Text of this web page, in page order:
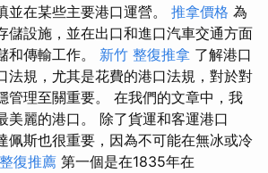
並在某些主要港口運營。 推拿價格 為
儲設施，並在出口和進口汽車交通方面
和傳輸工作。 新竹 整復推拿 了解港口
法規，尤其是花費的港口法規，對於對
管理至關重要。 在我們的文章中，我
美麗的港口。 除了貨運和客運港口
佩斯也很重要，因為不可能在無冰或冷
復推薦 第一個是在1835年在